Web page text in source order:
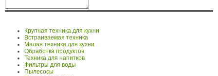
Крупная техника для кухни
Встраиваемая техника
Малая техника для кухни
Обработка продуктов
Техника для напитков
Фильтры для воды
Пылесосы